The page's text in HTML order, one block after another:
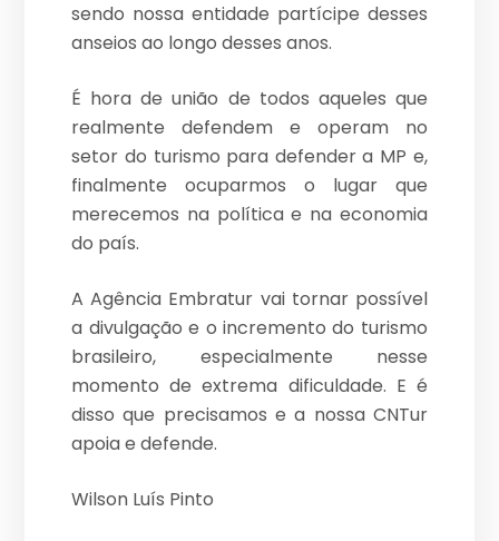
sendo nossa entidade partícipe desses
anseios ao longo desses anos.
É hora de união de todos aqueles que
realmente defendem e operam no
setor do turismo para defender a MP e,
finalmente ocuparmos o lugar que
merecemos na política e na economia
do país.
A Agência Embratur vai tornar possível
a divulgação e o incremento do turismo
brasileiro, especialmente nesse
momento de extrema dificuldade. E é
disso que precisamos e a nossa CNTur
apoia e defende.
Wilson Luís Pinto